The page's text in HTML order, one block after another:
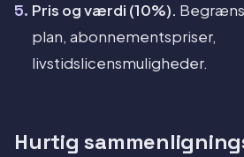
Pris og værdi (10%).
plan, abonnementspriser,
livstidslicensmuligheder.
Hurtig